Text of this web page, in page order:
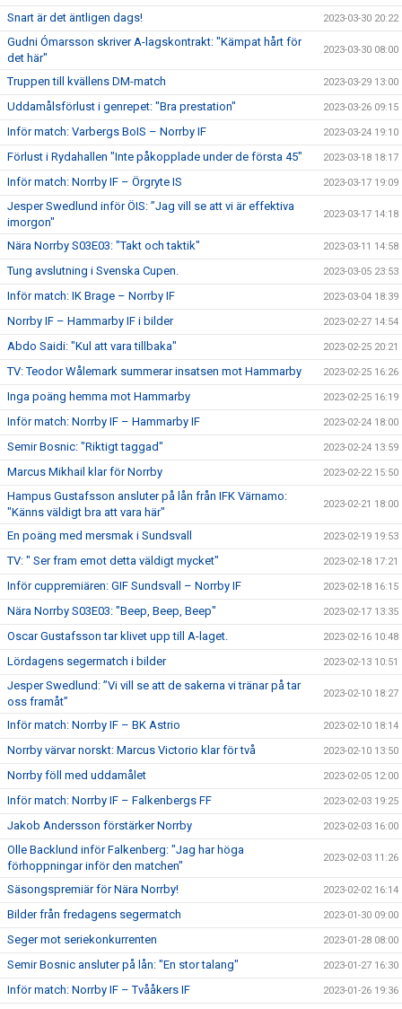
Snart är det äntligen dags! 2023-03-30 20:22
Gudni Ómarsson skriver A-lagskontrakt: "Kämpat hårt för
det här"
2023-03-30 08:00
Truppen till kvällens DM-match 2023-03-29 13:00
Uddamålsförlust i genrepet: "Bra prestation" 2023-03-26 09:15
Inför match: Varbergs BoIS – Norrby IF 2023-03-24 19:10
Förlust i Rydahallen "Inte påkopplade under de första 45" 2023-03-18 18:17
Inför match: Norrby IF – Örgryte IS 2023-03-17 19:09
Jesper Swedlund inför ÖIS: ”Jag vill se att vi är effektiva
imorgon"
2023-03-17 14:18
Nära Norrby S03E03: "Takt och taktik" 2023-03-11 14:58
Tung avslutning i Svenska Cupen. 2023-03-05 23:53
Inför match: IK Brage – Norrby IF 2023-03-04 18:39
Norrby IF – Hammarby IF i bilder 2023-02-27 14:54
Abdo Saidi: "Kul att vara tillbaka" 2023-02-25 20:21
TV: Teodor Wålemark summerar insatsen mot Hammarby 2023-02-25 16:26
Inga poäng hemma mot Hammarby 2023-02-25 16:19
Inför match: Norrby IF – Hammarby IF 2023-02-24 18:00
Semir Bosnic: "Riktigt taggad" 2023-02-24 13:59
Marcus Mikhail klar för Norrby 2023-02-22 15:50
Hampus Gustafsson ansluter på lån från IFK Värnamo:
"Känns väldigt bra att vara här"
2023-02-21 18:00
En poäng med mersmak i Sundsvall 2023-02-19 19:53
TV: " Ser fram emot detta väldigt mycket" 2023-02-18 17:21
Inför cuppremiären: GIF Sundsvall – Norrby IF 2023-02-18 16:15
Nära Norrby S03E03: "Beep, Beep, Beep" 2023-02-17 13:35
Oscar Gustafsson tar klivet upp till A-laget. 2023-02-16 10:48
Lördagens segermatch i bilder 2023-02-13 10:51
Jesper Swedlund: ”Vi vill se att de sakerna vi tränar på tar
oss framåt”
2023-02-10 18:27
Inför match: Norrby IF – BK Astrio 2023-02-10 18:14
Norrby värvar norskt: Marcus Victorio klar för två 2023-02-10 13:50
Norrby föll med uddamålet 2023-02-05 12:00
Inför match: Norrby IF – Falkenbergs FF 2023-02-03 19:25
Jakob Andersson förstärker Norrby 2023-02-03 16:00
Olle Backlund inför Falkenberg: "Jag har höga
förhoppningar inför den matchen"
2023-02-03 11:26
Säsongspremiär för Nära Norrby! 2023-02-02 16:14
Bilder från fredagens segermatch 2023-01-30 09:00
Seger mot seriekonkurrenten 2023-01-28 08:00
Semir Bosnic ansluter på lån: "En stor talang" 2023-01-27 16:30
Inför match: Norrby IF – Tvååkers IF 2023-01-26 19:36